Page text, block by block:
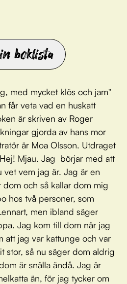
boklista
med mycket klös och jam"
får veta vad en huskatt
är skriven av Roger
gjorda av hans mor
är Moa Olsson. Utdraget
Mjau. Jag börjar med att
vet vem jag är. Jag är en
och så kallar dom mig
hos två personer, som
men ibland säger
Jag kom till dom när jag
att jag var kattunge och var
stor, så nu säger dom aldrig
är snälla ändå. Jag är
än, för jag tycker om